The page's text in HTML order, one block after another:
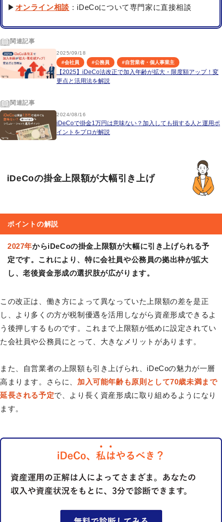
▶ オンライン相談 ：iDeCoについて専門家に直接相談
関連記事
2025/09/18
#会社員 #公務員 #自営業者・個人事業主
【2025】iDeCo法改正で加入年齢が拡大・限度額アップ！変
更点と活用法を解説
関連記事
2024/08/16
iDeCoで掛金1万円は意味ない？加入しても損する人と運用ポ
イントをプロが解説
iDeCoの掛金上限額が大幅引き上げ
ポイントの解説
2027年からiDeCoの掛金上限額が大幅に引き上げられる予
定です。これにより、特に会社員や公務員の拠出枠が拡大
し、老後資金形成の選択肢が広がります。
この改正は、働き方によって異なっていた上限額の差を是正
し、より多くの方が税制優遇を活用しながら資産形成できるよ
う後押しするものです。これまで上限額が低めに設定されてい
た会社員や公務員にとって、大きなメリットがあります。
また、自営業者の上限額も引き上げられ、iDeCoの魅力が一層
高まります。さらに、 加入可能年齢も原則として70歳未満まで
延長される予定で、より長く資産形成に取り組めるようになり
ます。